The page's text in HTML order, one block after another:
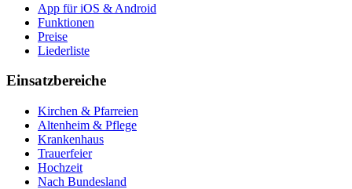
App für iOS & Android
Funktionen
Preise
Liederliste
Einsatzbereiche
Kirchen & Pfarreien
Altenheim & Pflege
Krankenhaus
Trauerfeier
Hochzeit
Nach Bundesland